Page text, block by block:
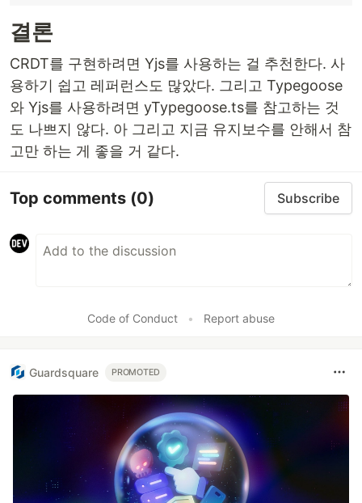
결론
CRDT를 구현하려면 Yjs를 사용하는 걸 추천한다. 사
용하기 쉽고 레퍼런스도 많았다. 그리고 Typegoose
와 Yjs를 사용하려면 yTypegoose.ts를 참고하는 것
도 나쁘지 않다. 아 그리고 지금 유지보수를 안해서 참
고만 하는 게 좋을 거 같다.
Top comments (0) Subscribe
Code of Conduct • Report abuse
Guardsquare PROMOTED